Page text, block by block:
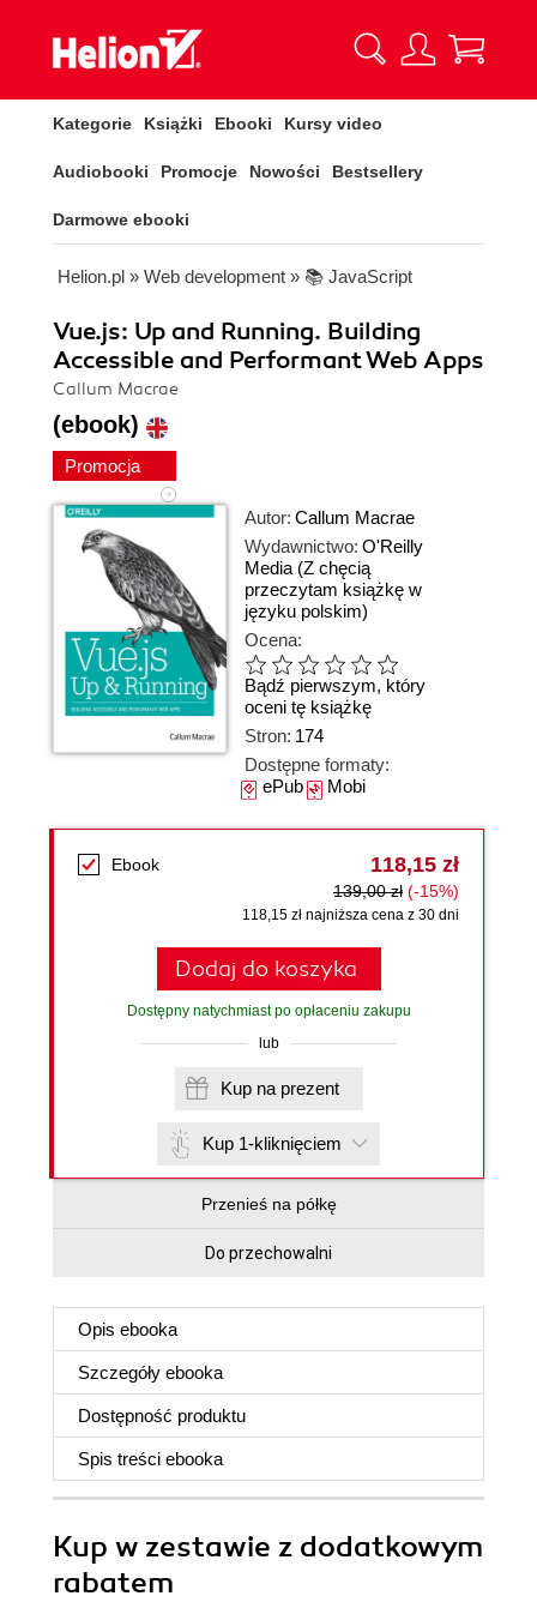
Kategorie Książki Ebooki Kursy video
Audiobooki Promocje Nowości Bestsellery
Darmowe ebooki
Helion.pl » Web development » 📚 JavaScript
Vue.js: Up and Running. Building
Accessible and Performant Web Apps
Callum Macrae
(ebook)
Promocja
Autor: Callum Macrae
Wydawnictwo: O'Reilly
Media (Z chęcią
przeczytam książkę w
języku polskim)
Ocena:
Bądź pierwszym, który
oceni tę książkę
Stron: 174
Dostępne formaty:
ePubMobi
Ebook 118,15 zł
139,00 zł (-15%)
118,15 zł najniższa cena z 30 dni
Dodaj do koszyka
Dostępny natychmiast po opłaceniu zakupu
lub
Kup na prezent
Kup 1-kliknięciem
Przenieś na półkę
Do przechowalni
Opis ebooka
Szczegóły ebooka
Dostępność produktu
Spis treści ebooka
Kup w zestawie z dodatkowym
rabatem